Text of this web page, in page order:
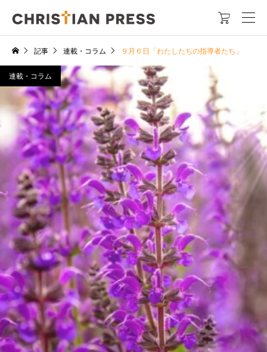

記事 連載・コラム ９月６日「わたしたちの指導者たち」
連載・コラム